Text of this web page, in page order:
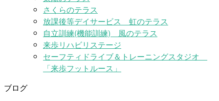
さくらのテラス
放課後等デイサービス 虹のテラス
自立訓練(機能訓練) 風のテラス
来歩リハビリステージ
セーフティドライブ＆トレーニングスタジオ
「来歩フットルース」
ブログ